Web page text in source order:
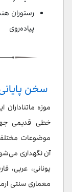
پیاده‌روی
سخن
موزه
موضوعات
آن نگهداری
یونانی، عربی،
معماری سنتی